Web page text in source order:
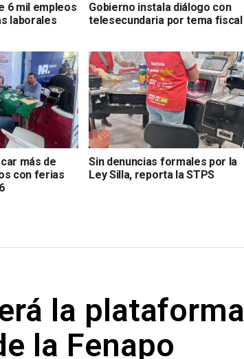
6 mil empleos
laborales
Gobierno instala diálogo con
telesecundaria por tema fiscal
más de
con ferias
Sin denuncias formales por la
Ley Silla, reporta la STPS
la plataforma
la Fenapo